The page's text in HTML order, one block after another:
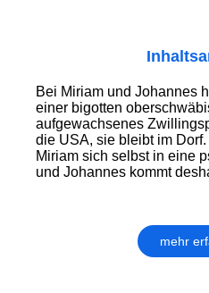
Bei Miriam und Johannes
einer bigotten
aufgewachsenes
die USA, sie bleibt im
Miriam sich selbst in eine
und Johannes kommt
mehr